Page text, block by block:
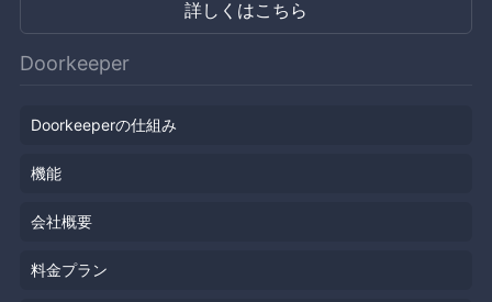
詳しくはこちら
Doorkeeper
Doorkeeperの仕組み
機能
会社概要
料金プラン